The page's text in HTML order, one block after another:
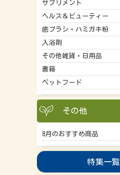
サプリメント
ヘルス＆ビューティー
歯ブラシ・ハミガキ粉
入浴剤
その他雑貨・日用品
書籍
ペットフード
その他
8月のおすすめ商品
特集一覧